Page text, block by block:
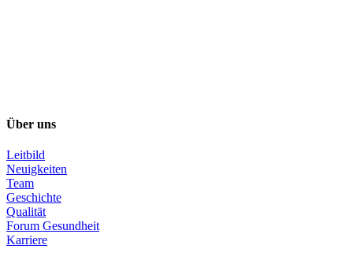
Über uns
Leitbild
Neuigkeiten
Team
Geschichte
Qualität
Forum Gesundheit
Karriere